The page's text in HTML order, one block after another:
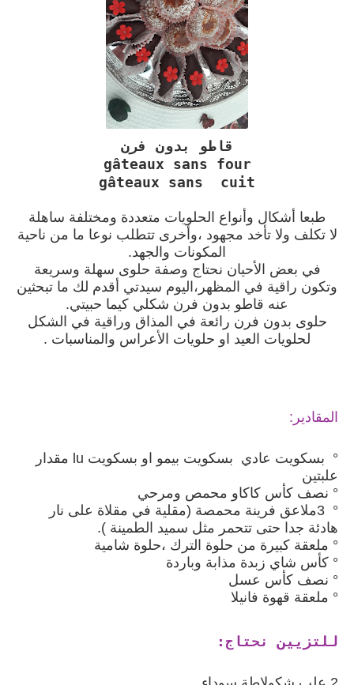
قاطو بدون فرن
gâteaux sans four
gâteaux sans cuit
طبعا أشكال وأنواع الحلويات متعددة ومختلفة ساهلة
لا تكلف ولا تأخد مجهود ،وأخرى تتطلب نوعا ما من ناحية
المكونات والجهد.
في بعض الأحيان نحتاج وصفة حلوى سهلة وسريعة
وتكون راقية في المظهر،اليوم سيدتي أقدم لك ما تبحثين
عنه قاطو بدون فرن شكلي كيما حبيتي.
حلوى بدون فرن رائعة في المذاق وراقية في الشكل
لحلويات العيد او حلويات الأعراس والمناسبات .
المقادير:
° بسكويت عادي بسكويت بيمو او بسكويت lu مقدار
علبتين
° نصف كأس كاكاو محمص ومرحي
° 3ملاعق فرينة محمصة (مقلية في مقلاة على نار
هادئة جدا حتى تتحمر مثل سميد الطمينة ).
° ملعقة كبيرة من حلوة الترك ،حلوة شامية
° كأس شاي زبدة مذابة وباردة
° نصف كأس عسل
° ملعقة قهوة فانيلا
للتزيين نحتاج: